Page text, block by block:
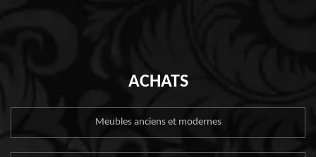
ACHATS
Meubles anciens et modernes